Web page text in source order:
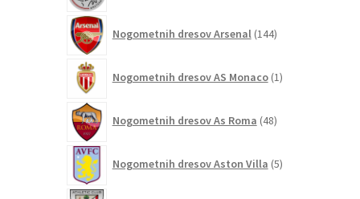
Nogometnih dresov Arsenal 144izdelkov
Nogometnih dresov AS Monaco 1izdelek
Nogometnih dresov As Roma 48izdelkov
Nogometnih dresov Aston Villa 5izdelkov